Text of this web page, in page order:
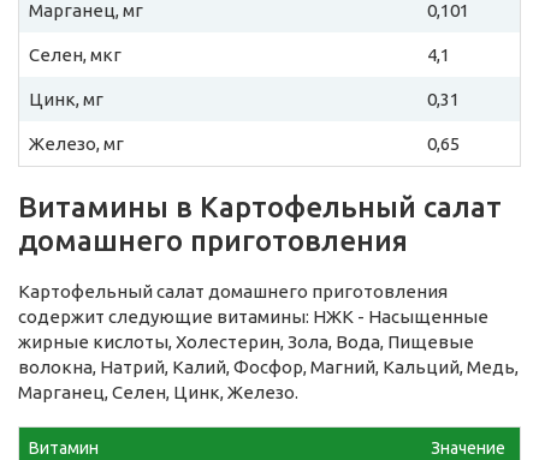
Марганец, мг 0,101
Селен, мкг 4,1
Цинк, мг 0,31
Железо, мг 0,65
Витамины в Картофельный салат
домашнего приготовления
Картофельный салат домашнего приготовления
содержит следующие витамины: НЖК - Насыщенные
жирные кислоты, Холестерин, Зола, Вода, Пищевые
волокна, Натрий, Калий, Фосфор, Магний, Кальций, Медь,
Марганец, Селен, Цинк, Железо.
Витамин Значение